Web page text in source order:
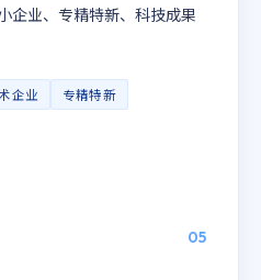
企业、专精特新、科技成果
企业 专精特新
05